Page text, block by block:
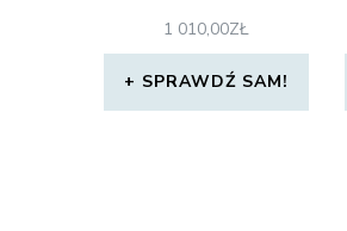
(431090)
1 010,00ZŁ
SPRAWDŹ SAM!